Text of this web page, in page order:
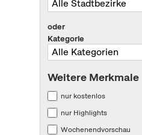
oder
Kategorie
Weitere Merkmale
nur kostenlos
nur Highlights
Wochenendvorschau